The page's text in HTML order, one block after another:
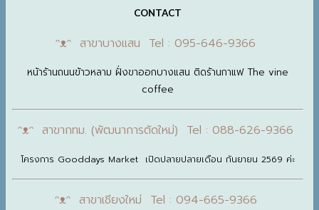
CONTACT
ᵔᴥᵔ สาขาบางแสน Tel : 095-646-9366
หน้าร้านถนนข้าวหลาม ฝั่งขาออกบางแสน ติดร้านกาแฟ The vine
coffee
ᵔᴥᵔ สาขากทม. (พัฒนาการตัดใหม่) Tel : 088-626-9366
โครงการ Gooddays Market เปิดปลายปลายเดือน กันยายน 2569 ค่ะ
ᵔᴥᵔ สาขาเชียงใหม่ Tel : 094-665-9366